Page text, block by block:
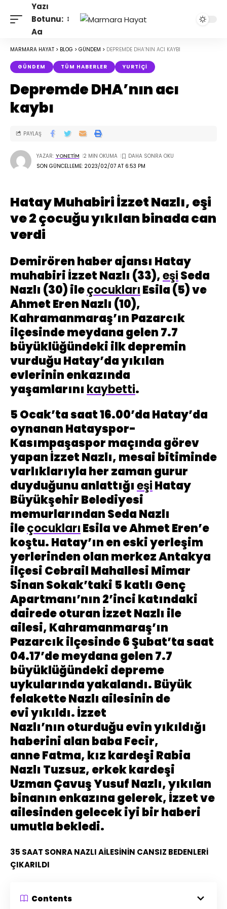
Yazı
Botunu:
Aa
MARMARA HAYAT > BLOG > GÜNDEM > DEPREMDE DHA’NIN ACI KAYBI
GÜNDEM TÜM HABERLER YURTIÇI
Depremde DHA’nın acı
kaybı
SON GÜNCELLEME: 2023/02/07 AT 6:53 PM
YAZAR: YONETIM 2 MIN OKUMA
PAYLAŞ
Hatay Muhabiri İzzet Nazlı, eşi
ve 2 çocuğu yıkılan binada can
verdi
Demirören haber ajansı Hatay
muhabiri İzzet Nazlı (33),eşiSeda
Nazlı (30) ileçocuklarıEsila (5) ve
Ahmet Eren Nazlı (10),
Kahramanmaraş’ın Pazarcık
ilçesinde meydana gelen 7.7
büyüklüğündeki ilk depremin
vurduğu Hatay’da yıkılan
evlerinin enkazında
yaşamlarını kaybetti.
5 Ocak’ta saat 16.00’da Hatay’da
oynanan Hatayspor-
Kasımpaşaspor maçında görev
yapan İzzet Nazlı, mesai bitiminde
varlıklarıyla her zaman gurur
duyduğunu anlattığıeşiHatay
Büyükşehir Belediyesi
memurlarından Seda Nazlı
ileçocuklarıEsila ve Ahmet Eren’e
koştu. Hatay’ın en eski yerleşim
yerlerinden olan merkez Antakya
ilçesi Cebrail Mahallesi Mimar
Sinan Sokak’taki 5 katlı Genç
Apartmanı’nın 2’inci katındaki
dairede oturan İzzet Nazlı ile
ailesi, Kahramanmaraş’ın
Pazarcık ilçesinde 6 Şubat’ta saat
04.17’de meydana gelen 7.7
büyüklüğündeki depreme
uykularında yakalandı. Büyük
felakette Nazlı ailesinin de
evi yıkıldı. İzzet
Nazlı’nın oturduğu evin yıkıldığı
haberini alan baba Fecir,
anne Fatma, kız kardeşi Rabia
Nazlı Tuzsuz, erkek kardeşi
Uzman Çavuş Yusuf Nazlı, yıkılan
binanın enkazına gelerek, İzzet ve
ailesinden gelecek iyi bir haberi
umutla bekledi.
35 SAAT SONRA NAZLI AİLESİNİN CANSIZ BEDENLERİ
ÇIKARILDI
Contents